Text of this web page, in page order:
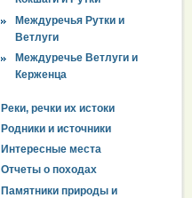
Междуречья Рутки и
Ветлуги
Междуречье Ветлуги и
Керженца
Реки, речки их истоки
Родники и источники
Интересные места
Отчеты о походах
Памятники природы и